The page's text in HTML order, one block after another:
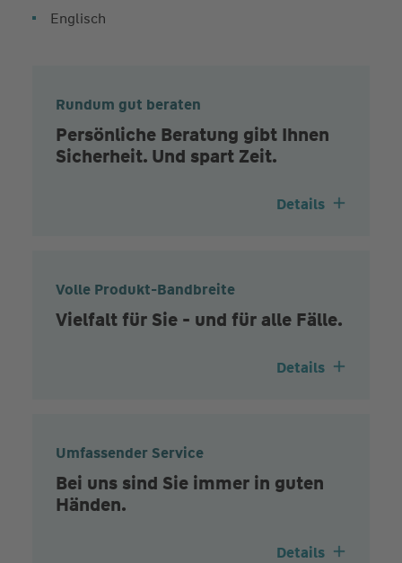
Englisch
Rundum gut beraten
Persönliche Beratung gibt Ihnen
Sicherheit. Und spart Zeit.
Details
Volle Produkt-Bandbreite
Vielfalt für Sie - und für alle Fälle.
Details
Umfassender Service
Bei uns sind Sie immer in guten
Händen.
Details